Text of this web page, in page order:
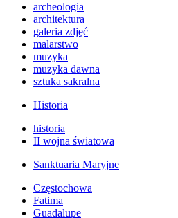
archeologia
architektura
galeria zdjęć
malarstwo
muzyka
muzyka dawna
sztuka sakralna
Historia
historia
II wojna światowa
Sanktuaria Maryjne
Częstochowa
Fatima
Guadalupe